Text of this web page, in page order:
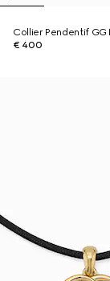
Collier Pendentif
€ 400